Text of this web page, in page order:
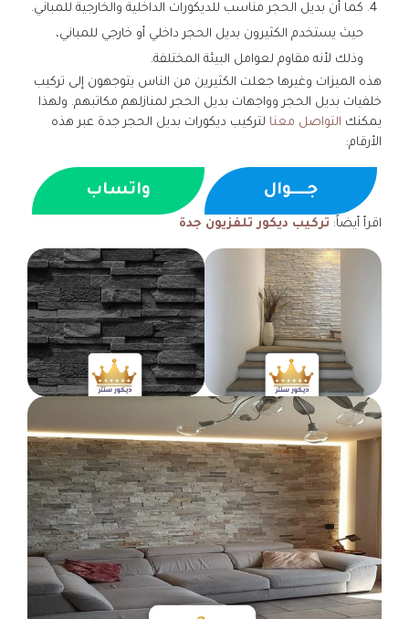
كما أن بديل الحجر مناسب للديكورات الداخلية والخارجية للمباني.
حيث يستخدم الكثيرون بديل الحجر داخلي أو خارجي للمباني،
وذلك لأنه مقاوم لعوامل البيئة المختلفة.
هذه الميزات وغيرها جعلت الكثيرين من الناس يتوجهون إلى تركيب
خلفيات بديل الحجر وواجهات بديل الحجر لمنازلهم مكاتبهم. ولهذا
يمكنك التواصل معنا لتركيب ديكورات بديل الحجر جدة عبر هذه
الأرقام:
جــــوال واتساب
اقرأ أيضاً: تركيب ديكور تلفزيون جدة